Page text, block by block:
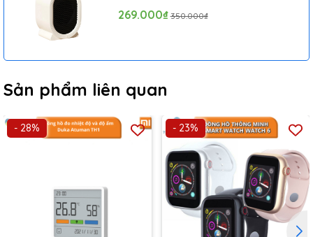
Đồng hồ thông minh MijaFit Y5 Hà Nội
có chức năng tự điều
269.000₫ 350.000₫
Sản phẩm liên quan
- 28% - 23%